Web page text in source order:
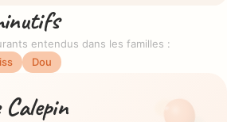
entendus dans les familles :
Dou